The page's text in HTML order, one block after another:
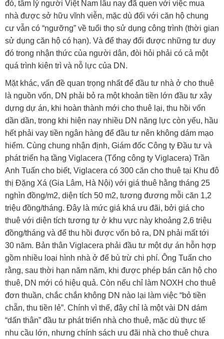
đó, tâm lý người Việt Nam lâu nay đã quen với việc mua
nhà được sở hữu vĩnh viễn, mặc dù đối với căn hộ chung
cư vẫn có “ngưỡng” về tuổi thọ sử dụng công trình (thời gian
sử dụng căn hộ có hạn). Và để thay đổi được những tư duy
đó trong nhận thức của người dân, đòi hỏi phải có cả một
quá trình kiên trì và nỗ lực của DN.
Mặt khác, vấn đề quan trọng nhất để đầu tư nhà ở cho thuê
là nguồn vốn, DN phải bỏ ra một khoản tiền lớn đầu tư xây
dựng dự án, khi hoàn thành mới cho thuê lại, thu hồi vốn
dần dần, trong khi hiện nay nhiều DN năng lực còn yếu, hầu
hết phải vay tiền ngân hàng để đầu tư nên không dám mạo
hiểm. Cùng chung nhận định, Giám đốc Công ty Ðầu tư và
phát triển hạ tầng Viglacera (Tổng công ty Viglacera) Trần
Anh Tuấn cho biết, Viglacera có 300 căn cho thuê tại Khu đô
thị Ðặng Xá (Gia Lâm, Hà Nội) với giá thuê hằng tháng 25
nghìn đồng/m2, diện tích 50 m2, tương đương mỗi căn 1,2
triệu đồng/tháng. Ðây là mức giá khá ưu đãi, bởi giá cho
thuê với diện tích tương tự ở khu vực này khoảng 2,6 triệu
đồng/tháng và để thu hồi được vốn bỏ ra, DN phải mất tới
30 năm. Bản thân Viglacera phải đầu tư một dự án hỗn hợp
gồm nhiều loại hình nhà ở để bù trừ chi phí. Ông Tuấn cho
rằng, sau thời hạn năm năm, khi được phép bán căn hộ cho
thuê, DN mới có hiệu quả. Còn nếu chỉ làm NOXH cho thuê
đơn thuần, chắc chắn không DN nào lại làm việc “bỏ tiền
chẵn, thu tiền lẻ”. Chính vì thế, đây chỉ là một vài DN dám
“dấn thân” đầu tư phát triển nhà cho thuê, mặc dù thực tế
nhu cầu lớn, nhưng chính sách ưu đãi nhà cho thuê chưa